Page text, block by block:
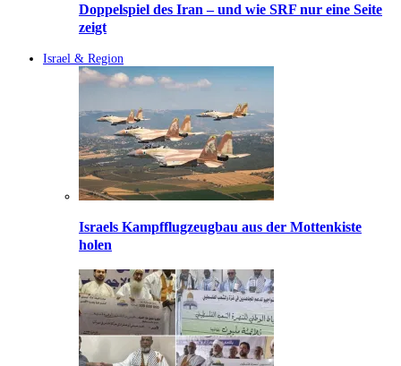
Doppelspiel des Iran – und wie SRF nur eine Seite
zeigt
Israel & Region
Israels Kampfflugzeugbau aus der Mottenkiste
holen